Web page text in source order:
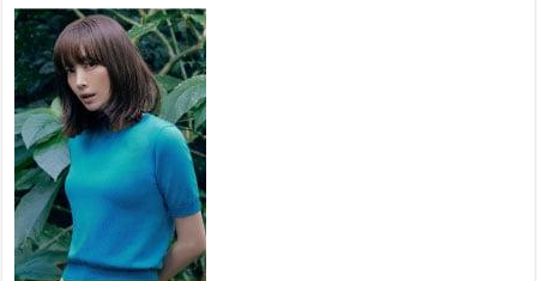
төслийн анхны 12 давхар
барилгын үндсэн карказ,
цутгалтын ажил дууслаа
2026 оны 7 сар 20 / 17 цаг 17 минут
Мопед, скүүтер, тэдгээртэй
адилтгах үзүүлэлт бүхий
тээврийн хэрэгсэлтэй
холбоотой нийслэлийн засаг
дарга захирамж гаргалаа
2026 оны 7 сар 20 / 17 цаг 11 минут
Төв цэвэрлэх байгууламжид хоногт дунджаар 3